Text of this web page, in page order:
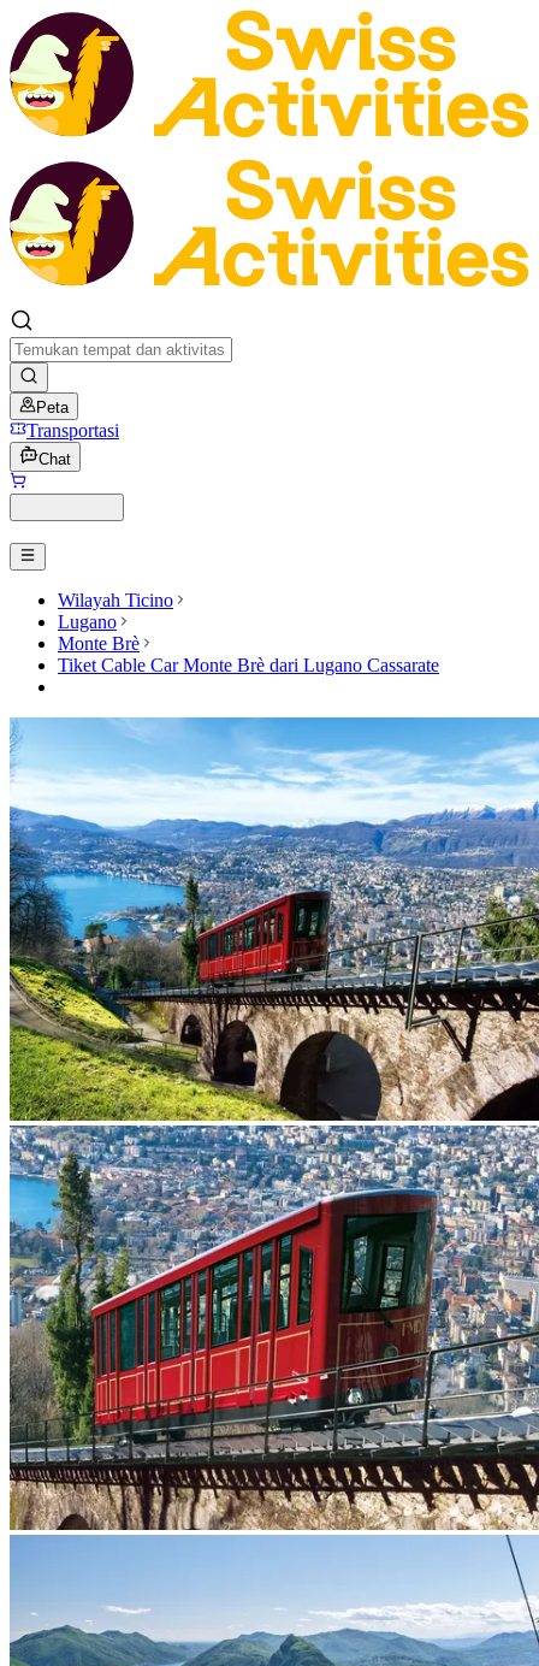
Peta
Transportasi
Chat
Wilayah Ticino
Lugano
Monte Brè
Tiket Cable Car Monte Brè dari Lugano Cassarate